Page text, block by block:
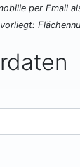
per Email